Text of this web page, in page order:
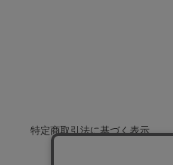
特定商取引法に基づく表示